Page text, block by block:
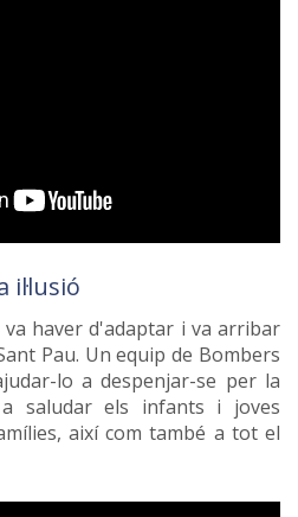
va haver d'adaptar i va arribar
Pau. Un equip de Bombers
lo a despenjar-se per la
saludar els infants i joves
així com també a tot el